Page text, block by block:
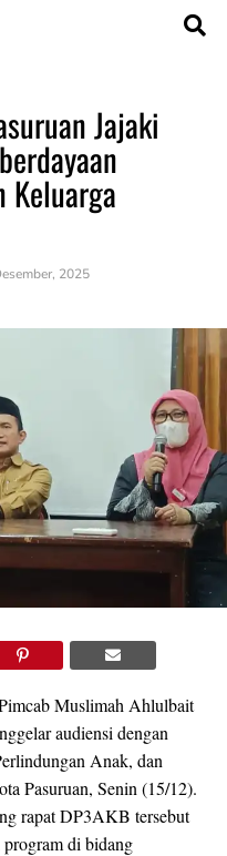
Jajaki
Keluarga
2025
Muslimah Ahlulbait
audiensi dengan
Anak, dan
Pasuruan, Senin (15/12).
rapat DP3AKB tersebut
di bidang